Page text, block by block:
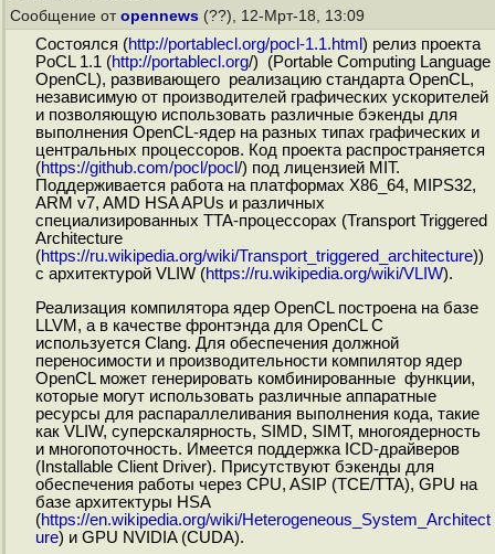
Сообщение от opennews (??), 12-Мрт-18, 13:09
Состоялся (http://portablecl.org/pocl-1.1.html ) релиз проекта
PoCL 1.1 (http://portablecl.org/) (Portable Computing Language
OpenCL), развивающего реализацию стандарта OpenCL,
независимую от производителей графических ускорителей
и позволяющую использовать различные бэкенды для
выполнения OpenCL-ядер на разных типах графических и
центральных процессоров. Код проекта распространяется
(https://github.com/pocl/pocl /) под лицензией MIT.
Поддерживается работа на платформах X86_64, MIPS32,
ARM v7, AMD HSA APUs и различных
специализированных TTA-процессорах (Transport Triggered
Architecture
(https://ru.wikipedia.org/wiki/Transport_triggered_architecture))
c архитектурой VLIW (https://ru.wikipedia.org/wiki/VLIW).
Реализация компилятора ядер OpenCL построена на базе
LLVM, а в качестве фронтэнда для OpenCL C
используется Clang. Для обеспечения должной
переносимости и производительности компилятор ядер
OpenCL может генерировать комбинированные функции,
которые могут использовать различные аппаратные
ресурсы для распараллеливания выполнения кода, такие
как VLIW, суперскалярность, SIMD, SIMT, многоядерность
и многопоточность. Имеется поддержка ICD-драйверов
(Installable Client Driver). Присутствуют бэкенды для
обеспечения работы через CPU, ASIP (TCE/TTA), GPU на
базе архитектуры HSA
(https://en.wikipedia.org/wiki/Heterogeneous_System_Architect
ure) и GPU NVIDIA (CUDA).